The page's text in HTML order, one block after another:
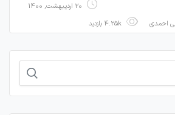
20 اردیبهشت, 1400
احمدی